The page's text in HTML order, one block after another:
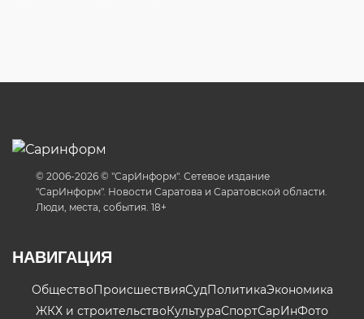
© 2006-2026 © "СарИнформ". Сетевое издание
"СарИнформ". Новости Саратова и Саратовской области.
Люди, места, события. 18+
НАВИГАЦИЯ
ОбществоПроисшествияСудПолитикаЭкономика
ЖКХ и строительствоКультураСпортСарИнФото